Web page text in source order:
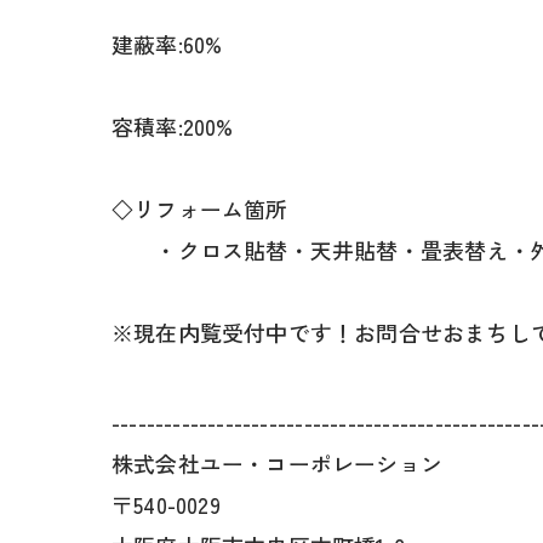
建蔽率:60%
容積率:200%
◇リフォーム箇所
・クロス貼替・天井貼替・畳表替え・
※現在内覧受付中です！お問合せおまち
株式会社ユー・コーポレーション
〒540-0029